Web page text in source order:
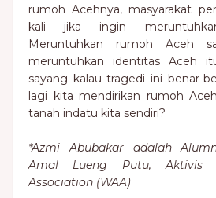
rumoh Acehnya, masyarakat
kali jika ingin
Meruntuhkan rumoh Aceh
meruntuhkan identitas Aceh
sayang kalau tragedi ini benar-
lagi kita mendirikan rumoh
tanah indatu kita sendiri?
*Azmi Abubakar adalah
Amal Lueng Putu, Aktivis
Association (WAA)